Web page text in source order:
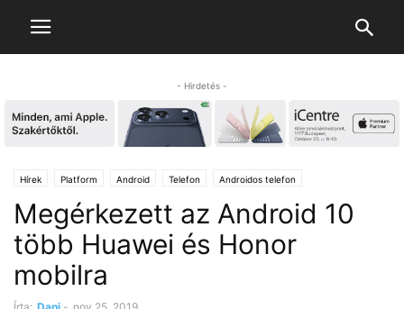
- Hirdetés -
Hírek Platform Android Telefon Androidos telefon
Megérkezett az Android 10
több Huawei és Honor
mobilra